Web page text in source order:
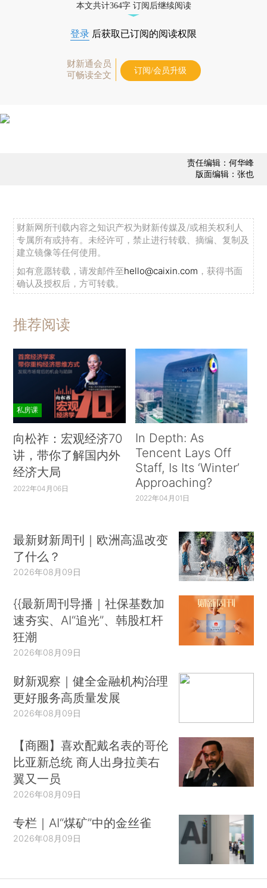
本文共计364字 订阅后继续阅读
登录 后获取已订阅的阅读权限
财新通会员
可畅读全文
订阅/会员升级
责任编辑：何华峰
版面编辑：张也
财新网所刊载内容之知识产权为财新传媒及/或相关权利人
专属所有或持有。未经许可，禁止进行转载、摘编、复制及
建立镜像等任何使用。
如有意愿转载，请发邮件至hello@caixin.com ，获得书面
确认及授权后，方可转载。
推荐阅读
私房课
向松祚：宏观经济70
讲，带你了解国内外
经济大局
2022年04月06日
In Depth: As
Tencent Lays Off
Staff, Is Its ‘Winter’
Approaching?
2022年04月01日
最新财新周刊｜欧洲高温改变
了什么？
2026年08月09日
{{最新周刊导播｜社保基数加
速夯实、AI“追光”、韩股杠杆
狂潮
2026年08月09日
财新观察｜健全金融机构治理
更好服务高质量发展
2026年08月09日
【商圈】喜欢配戴名表的哥伦
比亚新总统 商人出身拉美右
翼又一员
2026年08月09日
专栏｜AI“煤矿”中的金丝雀
2026年08月09日